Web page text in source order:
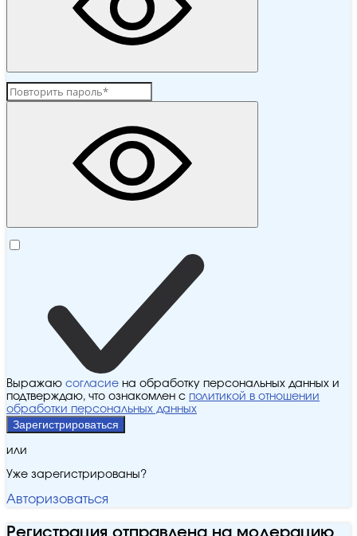
Выражаю согласие на обработку персональных данных и
подтверждаю, что ознакомлен с политикой в отношении
обработки персональных данных
Зарегистрироваться
или
Уже зарегистрированы?
Авторизоваться